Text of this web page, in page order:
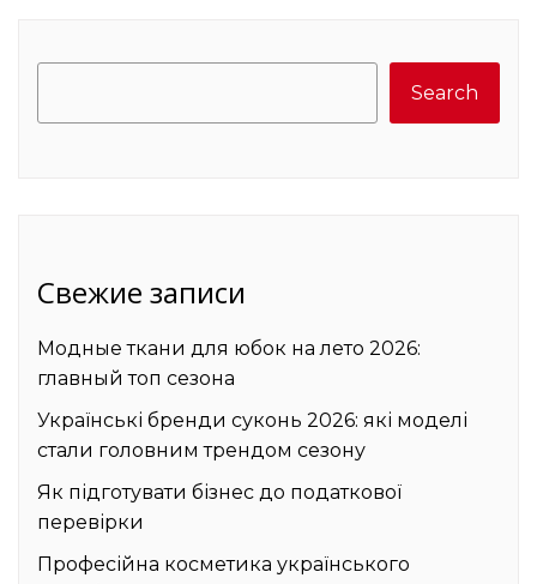
Search
Свежие записи
Модные ткани для юбок на лето 2026:
главный топ сезона
Українські бренди суконь 2026: які моделі
стали головним трендом сезону
Як підготувати бізнес до податкової
перевірки
Професійна косметика українського